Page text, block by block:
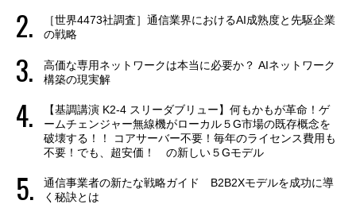
［世界4473社調査］通信業界におけるAI成熟度と先駆企業
の戦略
高価な専用ネットワークは本当に必要か？ AIネットワーク
構築の現実解
【基調講演 K2-4 スリーダブリュー】何もかもが革命！ゲ
ームチェンジャー無線機がローカル５G市場の既存概念を
破壊する！！ コアサーバー不要！毎年のライセンス費用も
不要！でも、超安価！ の新しい５Gモデル
通信事業者の新たな戦略ガイド B2B2Xモデルを成功に導
く秘訣とは